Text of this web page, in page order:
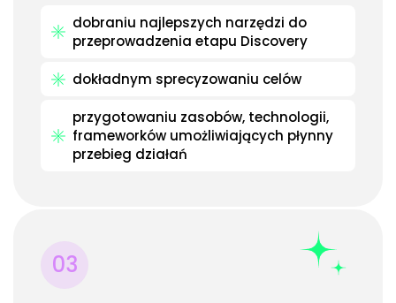
dobraniu najlepszych narzędzi do
przeprowadzenia etapu Discovery
dokładnym sprecyzowaniu celów
przygotowaniu zasobów, technologii,
frameworków umożliwiających płynny
przebieg działań
03